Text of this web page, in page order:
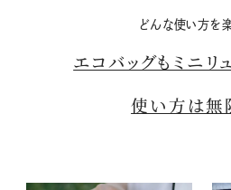
どんな使い方を
エコバッグもミニリ
使い方は無